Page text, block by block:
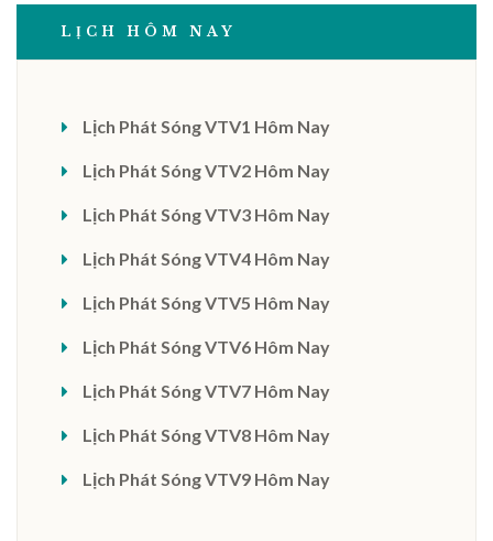
LỊCH HÔM NAY
Lịch Phát Sóng VTV1 Hôm Nay
Lịch Phát Sóng VTV2 Hôm Nay
Lịch Phát Sóng VTV3 Hôm Nay
Lịch Phát Sóng VTV4 Hôm Nay
Lịch Phát Sóng VTV5 Hôm Nay
Lịch Phát Sóng VTV6 Hôm Nay
Lịch Phát Sóng VTV7 Hôm Nay
Lịch Phát Sóng VTV8 Hôm Nay
Lịch Phát Sóng VTV9 Hôm Nay